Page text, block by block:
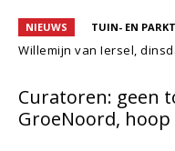
NIEUWS TUIN- EN
Willemijn van Iersel,
Curatoren: geen
GroeNoord,